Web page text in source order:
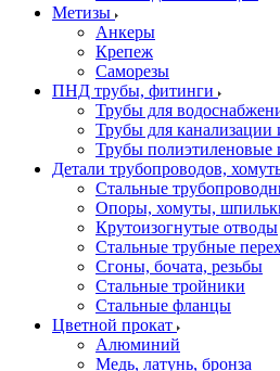
Метизы
Анкеры
Крепеж
Саморезы
ПНД трубы, фитинги
Трубы для
Трубы для канализации
Трубы полиэтиленовые
Детали трубопроводов,
Стальные
Опоры, хомуты,
Крутоизогнутые отводы
Стальные трубные
Сгоны, бочата, резьбы
Стальные тройники
Стальные фланцы
Цветной прокат
Алюминий
Медь, латунь, бронза